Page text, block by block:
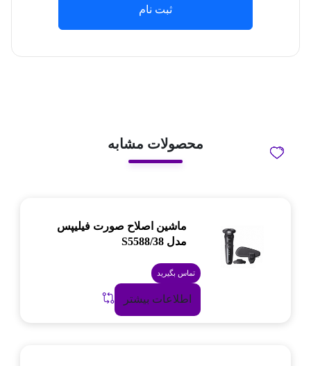
ثبت نام
محصولات مشابه
ماشین اصلاح صورت فیلیپس
مدل S5588/38
تماس بگیرید
اطلاعات بیشتر